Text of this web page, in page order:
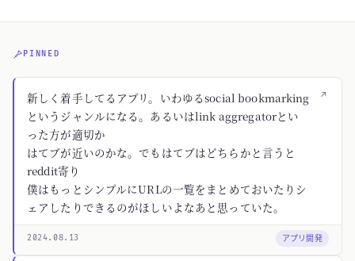
PINNED
↗
新しく着手してるアプリ。いわゆるsocial bookmarking
というジャンルになる。あるいはlink aggregatorとい
った方が適切か
はてブが近いのかな。でもはてブはどちらかと言うと
reddit寄り
僕はもっとシンプルにURLの一覧をまとめておいたりシ
ェアしたりできるのがほしいよなあと思っていた。
2024.08.13 アプリ開発